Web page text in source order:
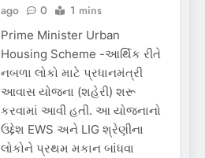
ago
0 1 mins
Prime Minister Urban
Housing Scheme -આર્થિક રીતે
નબળા લોકો માટે પ્રધાનમંત્રી
આવાસ યોજના (શહેરી) શરૂ
કરવામાં આવી હતી. આ યોજનાનો
ઉદ્દેશ EWS અને LIG શ્રેણીના
લોકોને પ્રથમ મકાન બાંધવા